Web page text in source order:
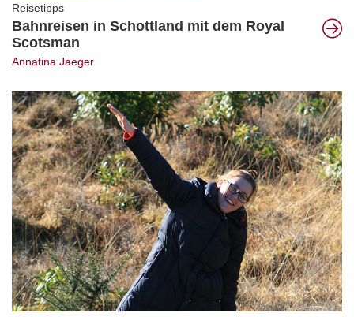
Reisetipps
Bahnreisen in Schottland mit dem Royal
Scotsman
Annatina Jaeger